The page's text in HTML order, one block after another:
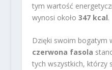
tym wartość
wynosi około 347 kcal.
Dzięki swoim bogatym
czerwona fasola
tych wszystkich, którzy